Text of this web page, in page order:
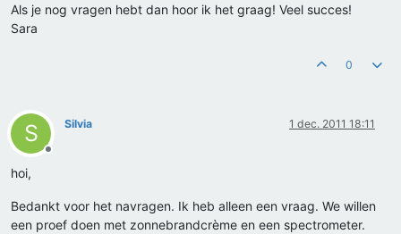
Als je nog vragen hebt dan hoor ik het graag! Veel succes!
Sara
0
S
Offline
Silvia 1 dec. 2011 18:11
hoi,
Bedankt voor het navragen. Ik heb alleen een vraag. We willen
een proef doen met zonnebrandcrème en een spectrometer.